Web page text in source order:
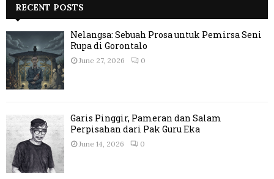
RECENT POSTS
Nelangsa: Sebuah Prosa untuk Pemirsa Seni
Rupa di Gorontalo
June 27, 2026 0
Garis Pinggir, Pameran dan Salam
Perpisahan dari Pak Guru Eka
June 14, 2026 0